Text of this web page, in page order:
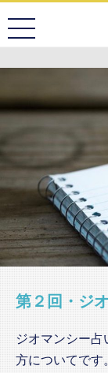
第２回・ジ
ジオマンシー占
方についてです